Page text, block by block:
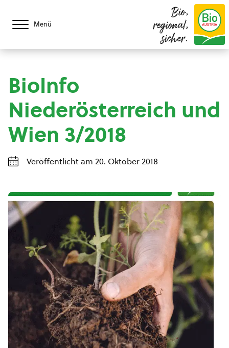
Menü
Bio,
regional,
sicher.
BioInfo
Niederösterreich und
Wien 3/2018
Veröffentlicht am 20. Oktober 2018